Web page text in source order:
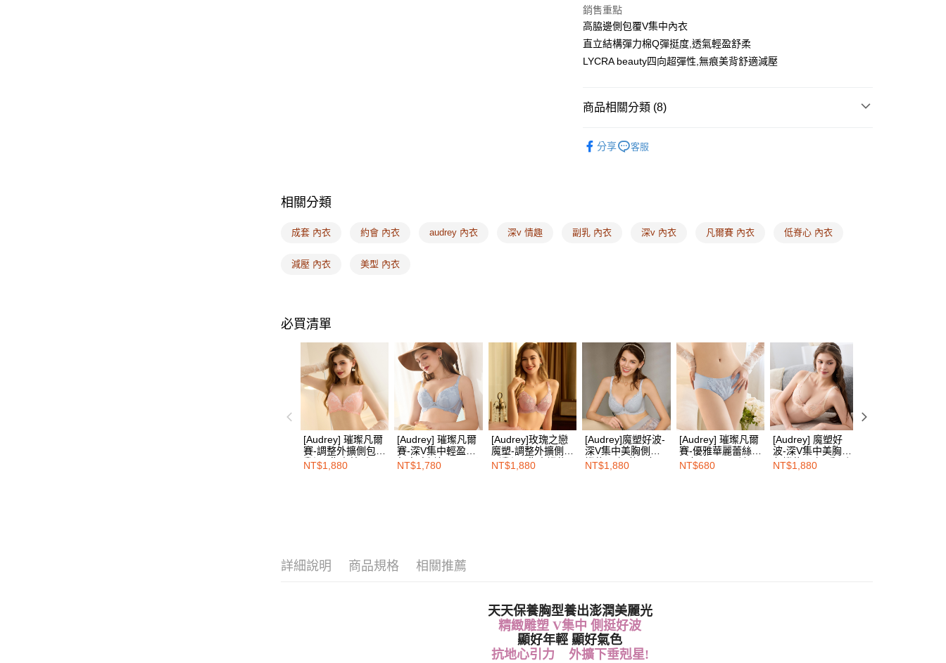
相關說明
【關於「AFTEE先享後付」】
AFTEE先享後付是「在收到商品之後才付款」的支付方式。 讓您購物簡單
便利好安心！
１．簡單：不需註冊會員、不需綁卡、不需儲值。
【「AFTEE先享後付」結帳流程】
２．訂單成立數日內，您將收到繳費通知簡訊。
是否繳費成功／繳費後需取消欲退款等相關疑問，請聯繫「AFTEE先享後
３．未成年的使用者請事先徵得法定代理人或監護人之同意方可使用
「AFTEE先享後付」，若未經同意申辦者引起之損失，本公司不負相關責
４．使用「AFTEE先享後付」時，將依據個別帳號之用戶狀況，依本公司
即時審查核予不同之上限額度；若仍有額度不足之情形，本公司將視審查
結果請求用戶進行身份認證。
５．嚴禁一人註冊多個帳號或使用他人資訊註冊。若發現惡意使用之情
形，恩沛科技股份有限公司將有權停止該用戶之使用額度並採取法律行
動。
ATM付款
全家取付
付款後全家取貨
付款後7-11取貨
免運費
海外配送 查看運費
銷售重點
高脇邊側包覆V集中內衣
直立結構彈力棉Q彈挺度,透氣輕盈舒柔
LYCRA beauty四向超彈性,無痕美背舒適減壓
商品相關分類 (8)
🔎罩杯分類 D罩杯
分享 客服
相關分類
成套 內衣 約會 內衣 audrey 內衣 深v 情趣 副乳 內衣 深v 內衣 凡爾賽 內衣 低脊心 內衣
減壓 內衣 美型 內衣
必買清單
[Audrey] 璀璨凡爾
賽-調整外擴側包副
乳深V集中美型內
衣-夢幻粉橘
NT$1,880
[Audrey] 璀璨凡爾
賽-深V集中輕盈透
氣高脇側包-晨霧柔
NT$1,780
[Audrey]玫瑰之戀
魔塑-調整外擴側包
副乳深V集中機能
內衣-蜜糖粉
NT$1,880
[Audrey]魔塑好波-
深V集中美胸側包
機能內衣-落雨灰
NT$1,880
[Audrey] 璀璨凡爾
賽-優雅華麗蕾絲中
腰包覆平口內褲-晨
霧柔灰
NT$680
[Audrey] 魔塑好
波-深V集中美胸側
包機能內衣-暖心橘
NT$1,880
詳細說明 商品規格 相關推薦
天天保養胸型養出澎潤美麗光
精緻雕塑 V集中 側挺好波
顯好年輕 顯好氣色
抗地心引力 外擴下垂剋星!